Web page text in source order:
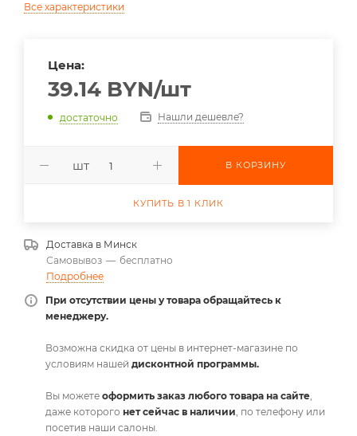
Все характеристики
Цена:
39.14 BYN/шт
достаточно Нашли дешевле?
шт В КОРЗИНУ
КУПИТЬ В 1 КЛИК
Доставка в Минск
Самовывоз — бесплатно
Подробнее
При отсутствии цены у товара обращайтесь к
менеджеру.
Возможна скидка от цены в интернет-магазине по
условиям нашей дисконтной программы.
Вы можете оформить заказ любого товара на сайте,
даже которого нет сейчас в наличии, по телефону или
посетив наши салоны.